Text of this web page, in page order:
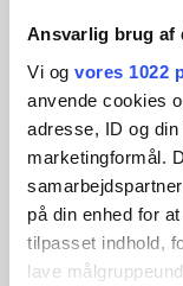
Ansvarlig brug af
Vi og vores 1022
anvende cookies
adresse, ID og
marketingformål.
på din enhed for
tilpasset indhold,
lave
Uovertruffen
183x61 cm og en
Pro den ideelle
af plads og
Ultimativ
materiale
ethvert underlag,
mestre nye
Elastisk og
og støddæmpende